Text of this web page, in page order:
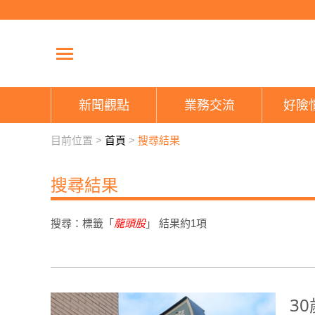
新聞觀點 業務交流 好險
目前位置 > 首頁 > 搜尋結果
搜尋結果
搜尋：標籤「 龍頭股」 結果約1項
30